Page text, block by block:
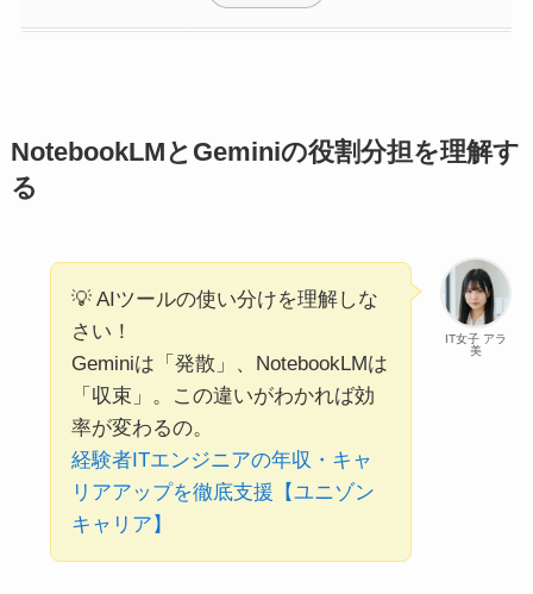
NotebookLMとGeminiの役割分担を理解す
る
IT女子 アラ
美
💡 AIツールの使い分けを理解しな
さい！
Geminiは「発散」、NotebookLMは
「収束」。この違いがわかれば効
率が変わるの。
経験者ITエンジニアの年収・キャ
リアアップを徹底支援【ユニゾン
キャリア】